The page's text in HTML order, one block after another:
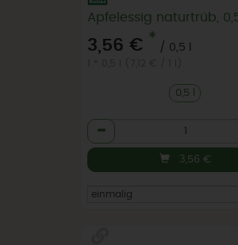
Apfelessig naturtrüb,
3,56 € *
/ 0,5 l
0,5 l
Anzahl
3,56 €